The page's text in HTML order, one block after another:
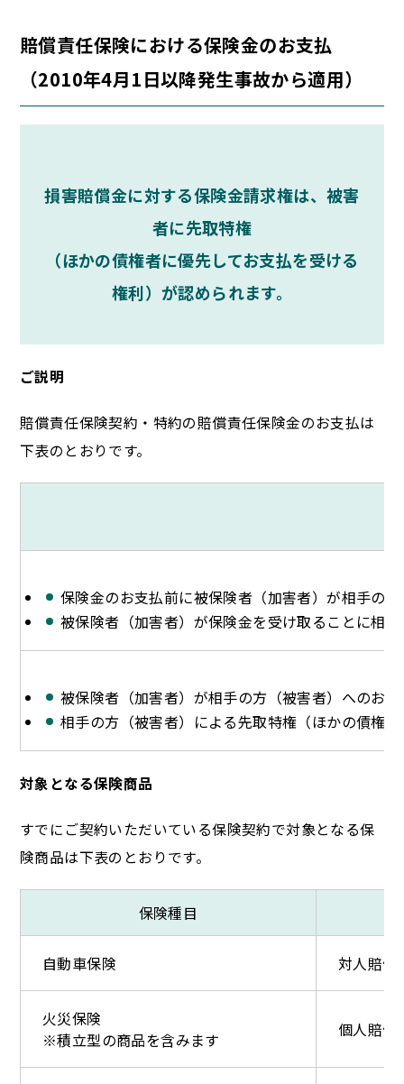
賠償責任保険における保険金のお支払
（2010年4月1日以降発生事故から適用）
損害賠償金に対する保険金請求権は、被害
者に先取特権
（ほかの債権者に優先してお支払を受ける
権利）が認められます。
ご説明
賠償責任保険契約・特約の賠償責任保険金のお支払は
下表のとおりです。
保険金のお支払前に被保険者（加害者）が相手の
被保険者（加害者）が保険金を受け取ることに相
被保険者（加害者）が相手の方（被害者）へのお
相手の方（被害者）による先取特権（ほかの債権
対象となる保険商品
すでにご契約いただいている保険契約で対象となる保
険商品は下表のとおりです。
保険種目
自動車保険 対人賠償
火災保険
※積立型の商品を含みます
個人賠償